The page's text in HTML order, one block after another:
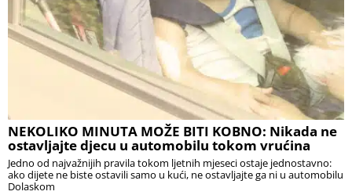
NEKOLIKO MINUTA MOŽE BITI KOBNO: Nikada ne
ostavljajte djecu u automobilu tokom vrućina
Jedno od najvažnijih pravila tokom ljetnih mjeseci ostaje jednostavno:
ako dijete ne biste ostavili samo u kući, ne ostavljajte ga ni u automobilu
Dolaskom